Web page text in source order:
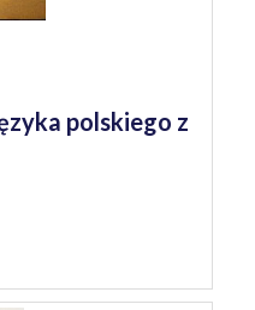
polskiego z